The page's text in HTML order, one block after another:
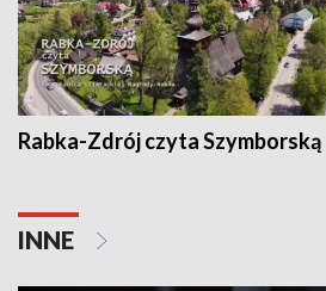
Rabka-Zdrój czyta Szymborską
INNE